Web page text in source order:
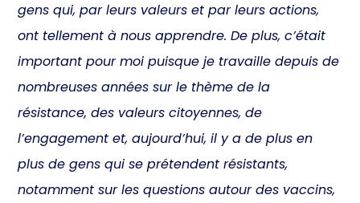
gens qui, par leurs valeurs et par leurs actions,
ont tellement à nous apprendre. De plus, c’était
important pour moi puisque je travaille depuis de
nombreuses années sur le thème de la
résistance, des valeurs citoyennes, de
l’engagement et, aujourd’hui, il y a de plus en
plus de gens qui se prétendent résistants,
notamment sur les questions autour des vaccins,